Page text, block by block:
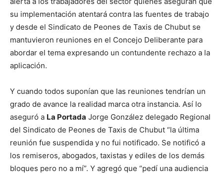
su implementación atentará contra las fuentes de trabajo
y desde el Sindicato de Peones de Taxis de Chubut se
mantuvieron reuniones en el Concejo Deliberante para
abordar el tema expresando un contundente rechazo a la
aplicación.
Y cuando todos suponían que las reuniones tendrían un
grado de avance la realidad marca otra instancia. Así lo
aseguró a La Portada Jorge González delegado Regional
del Sindicato de Peones de Taxis de Chubut “la última
reunión fue suspendida y no fui notificado. Se notificó a
los remiseros, abogados, taxistas y ediles de los demás
bloques pero no a mí”. Y agregó que “pedí una audiencia